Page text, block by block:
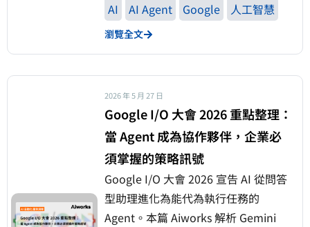
AI
AI Agent Google 人工智慧
瀏覽全文
2026 年 5 月 27 日
Google I/O 大會 2026 重點整理：
當 Agent 成為協作夥伴，企業必
須掌握的策略訊號
Google I/O 大會 2026 宣告 AI 從問答
型助理進化為能代為執行任務的
Agent。本篇 Aiworks 解析 Gemini